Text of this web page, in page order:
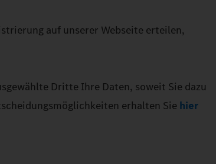
auf unserer Webseite erteilen,
Dritte Ihre Daten, soweit Sie dazu
erhalten Sie hier